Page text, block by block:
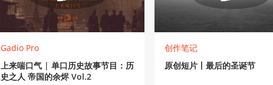
Gadio Pro
上来喘口气 | 单口历史故事节目：历
史之人 帝国的余烬 Vol.2
创作笔记
原创短片丨最后的圣诞节